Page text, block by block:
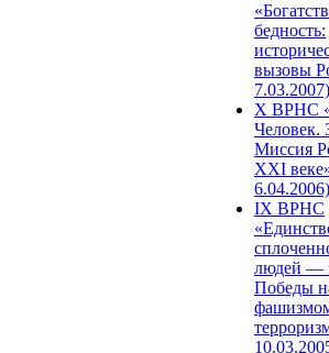
бедность:
вызовы
7.03.2007)
X ВРНС
Человек.
Миссия
XXI
6.04.2006)
IX ВРНС
людей —
Победы